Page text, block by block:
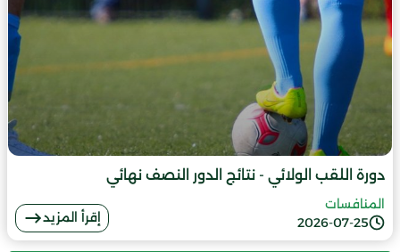
دورة اللقب الولائي - نتائج الدور النصف نهائي
2026-07-25
المنافسات
إقرأ المزيد